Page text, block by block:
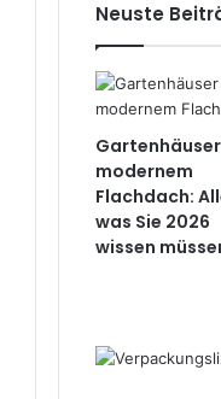
Neuste
modernem
Flachdach:
was Sie 2026
wissen